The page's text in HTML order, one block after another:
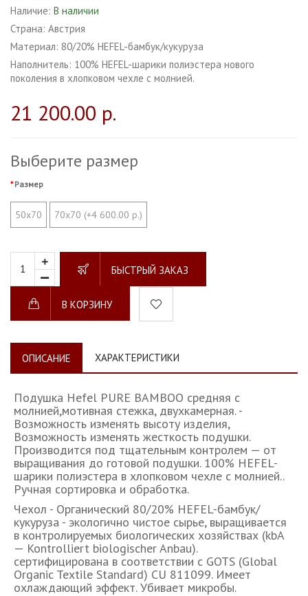
Наличие: В наличии
Страна: Австрия
Материал: 80/20% HEFEL-бамбук/кукуруза
Наполнитель: 100% HEFEL-шарики полиэстера нового
поколения в хлопковом чехле с молнией.
21 200.00 р.
Выберите размер
Размер
50x70 70x70 (+4 600.00 р.)
БЫСТРЫЙ ЗАКАЗ
В КОРЗИНУ
ОПИСАНИЕ ХАРАКТЕРИСТИКИ
Подушка Hefel PURE BAMBOO средняя с
молнией,мотивная стежка, двухкамерная. -
Возможность изменять высоту изделия,
Возможность изменять жесткость подушки.
Производится под тщательным контролем — от
выращивания до готовой подушки. 100% HEFEL-
шарики полиэстера в хлопковом чехле с молнией..
Ручная сортировка и обработка.
Чехол - Органический 80/20% HEFEL-бамбук/
кукуруза - экологично чистое сырье, выращивается
в контролируемых биологических хозяйствах (kbA
— Kontrolliert biologischer Anbau).
сертифицирована в соответствии с GOTS (Global
Organic Textile Standard) CU 811099. Имеет
охлаждающий эффект. Убивает микробы.